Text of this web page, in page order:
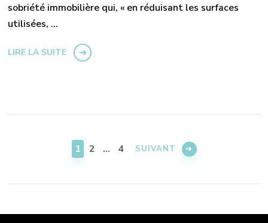
sobriété immobilière qui, « en réduisant les surfaces
utilisées, …
LIRE LA SUITE
PAGE
1 PAGE
2 … PAGE
4 SUIVANT